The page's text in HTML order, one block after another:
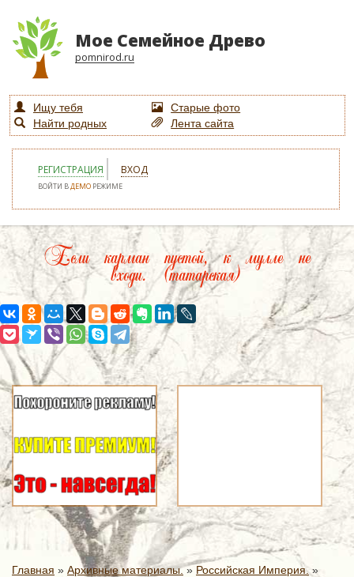
Мое Семейное Древо
pomnirod.ru
Ищу тебя
Старые фото
Найти родных
Лента сайта
РЕГИСТРАЦИЯ ВХОД
ВОЙТИ ВДЕМО РЕЖИМЕ
Если карман пустой, к мулле не
входи. (татарская)
Главная » Архивные материалы.» Российская Империя. »